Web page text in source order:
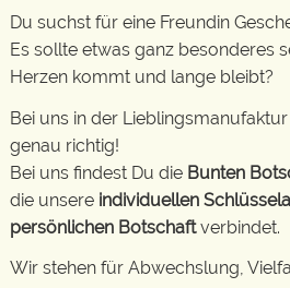
Du suchst für eine Freundin
Es sollte etwas ganz besonderes
Herzen kommt und lange bleibt?
Bei uns in der
genau richtig!
Bei uns findest Du die Bunten
die unsere individuellen
persönlichen Botschaftverbindet.
Wir stehen für Abwechslung,